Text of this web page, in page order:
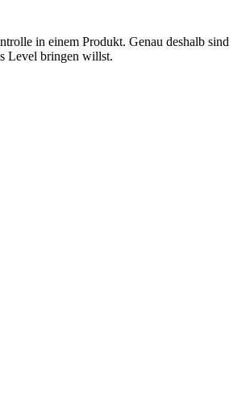
in einem Produkt. Genau deshalb sind
Level bringen willst.